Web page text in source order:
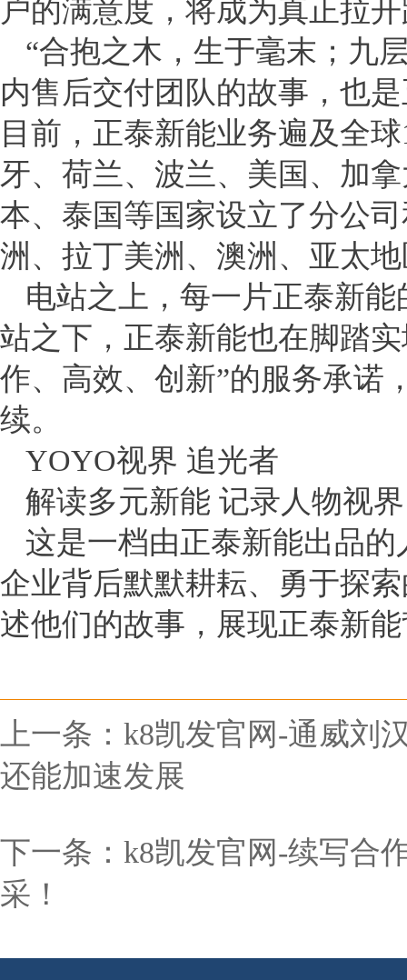
户的满意度，将成为真正拉
“合抱之木，生于毫末；九
内售后交付团队的故事，也
目前，正泰新能业务遍及全
牙、荷兰、波兰、美国、加
本、泰国等国家设立了分公
洲、拉丁美洲、澳洲、亚太
电站之上，每一片正泰新
站之下，正泰新能也在脚踏
作、高效、创新”的服务承诺
续。
YOYO视界 追光者
解读多元新能 记录人物视界
这是一档由正泰新能出品
企业背后默默耕耘、勇于探
述他们的故事，展现正泰新
上一条： k8凯发官网-通威刘
还能加速发展
下一条： k8凯发官网-续写合
采！